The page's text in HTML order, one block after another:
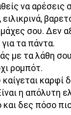
να αρέσεις
σου. Δεν
τα πάντα.
με τα λάθη
ρομπότ.
καρφί
η απόλυτη
δες πόσο